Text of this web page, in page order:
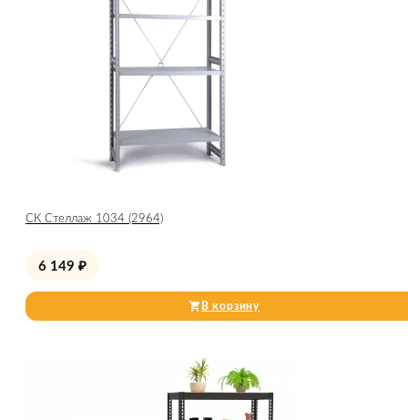
СК Стеллаж 1034 (2964)
6 149 ₽
В корзину